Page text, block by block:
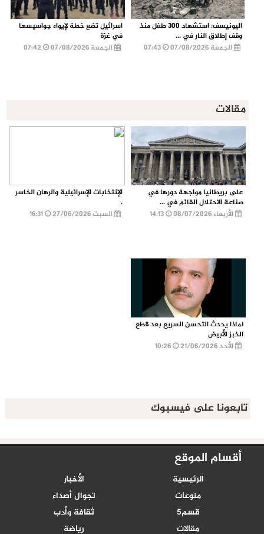
اليونيسف: استشهاد 300 طفل منذ
وقف إطلاق النار في ...
الجمعة 07/08/2026
اسرائيل تضع خطة لإيواء جواسيسها
في غزة
الجمعة 07/08/2026
مقالات
على بريطانيا مواجهة دورها في
صناعة الاحتلال القائم في ...
الأربعاء 08/07/2026
الإنتخابات الإسرائيلية والرهان الخاسر
.
السبت 27/06/2026
16:31
لماذا يحدث التحسن السريع بعد قطع
الخبز الأبيض
الأحد 21/06/2026
تابعونا على فيسبوك
أقسام الموقع
الرئيسية
الأخبار
منوعات
تجوال أصداء
قسم5
ثقافة وأدب
مقالات
رياضة